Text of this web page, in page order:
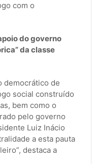
com o
do governo
da classe
democrático de
social construído
bem como o
pelo governo
Luiz Inácio
a esta pauta
destaca a